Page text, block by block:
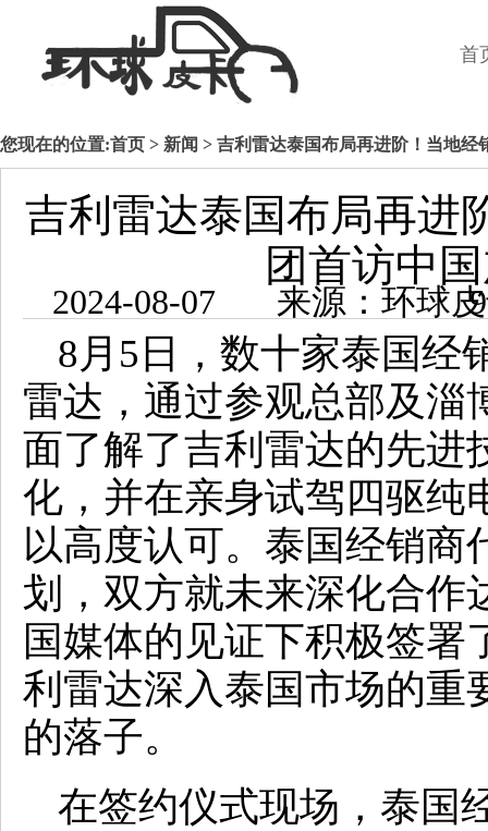
首
您现在的位置:首页 > 新闻 > 吉利雷达泰国布局再进阶！当地
吉利雷达泰国布局再进
团首访中
2024-08-
8月5日，数十家泰国经
雷达，通过参观总部及淄
面了解了吉利雷达的先进
化，并在亲身试驾四驱纯
以高度认可。泰国经销商
划，双方就未来深化合作
国媒体的见证下积极签
利雷达深入泰国市场的重
的落子。
在签约仪式现场，泰国